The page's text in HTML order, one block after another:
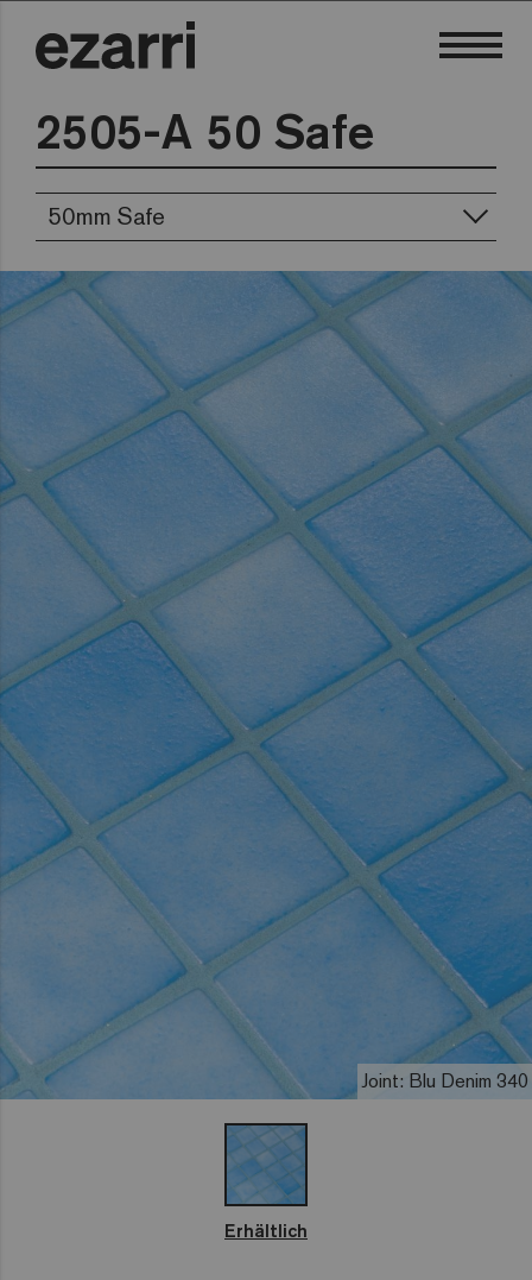
2505-A 50 Safe
50mm Safe
Joint: Blu Denim 340
Erhältlich